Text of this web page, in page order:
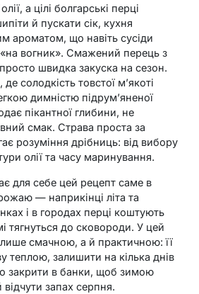
а цілі болгарські перці
й пускати сік, кухня
ароматом, що навіть сусіди
вогник». Смажений перець з
швидка закуска на сезон.
солодкість товстої м’якоті
димністю підрум’яненої
пікантної глибини, не
смак. Страва проста за
розуміння дрібниць: від вибору
олії та часу маринування.
для себе цей рецепт саме в
— наприкінці літа та
і в городах перці коштують
тягнуться до сковороди. У цей
лише смачною, а й практичною: її
теплою, залишити на кілька днів
закрити в банки, щоб зимою
запах серпня.